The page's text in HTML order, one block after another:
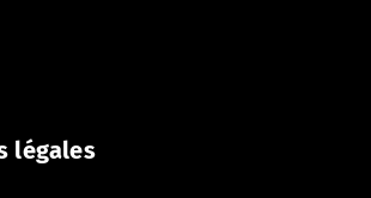
légales